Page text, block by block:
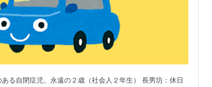
る自閉症児。永遠の２歳（社会人２年生） 長男坊：休日